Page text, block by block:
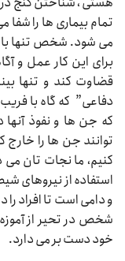
تمام بیماری ها را شفا
می شود. شخص تنها با
برای این کار عمل و
قضاوت کند و تنها
دفاعی” که گاه با
که جن ها و نفوذ
توانند جن ها را
کنیم، ما نجات تان
استفاده از نیروهای
و دامی است تا افراد
شخص در تحیر از آموزه
خود دست بر می دارد.